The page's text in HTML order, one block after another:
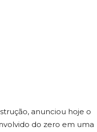
anunciou hoje o
do zero em uma